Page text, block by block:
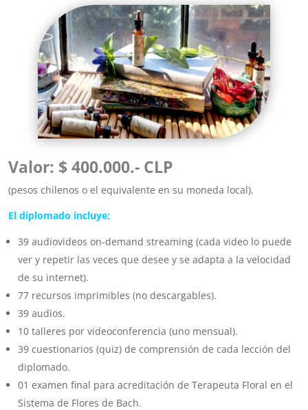
Valor: $ 400.000.- CLP
(pesos chilenos o el equivalente en su moneda local).
El diplomado incluye:
39 audiovideos on-demand streaming (cada video lo puede
ver y repetir las veces que desee y se adapta a la velocidad
de su internet).
77 recursos imprimibles (no descargables).
39 audios.
10 talleres por videoconferencia (uno mensual).
39 cuestionarios (quiz) de comprensión de cada lección del
diplomado.
01 examen final para acreditación de Terapeuta Floral en el
Sistema de Flores de Bach.